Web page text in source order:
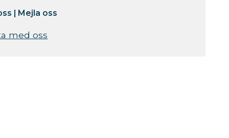
| Mejla oss
med oss